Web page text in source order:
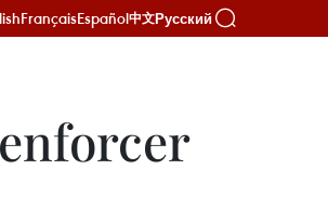
FrançaisEspañol中文Русский